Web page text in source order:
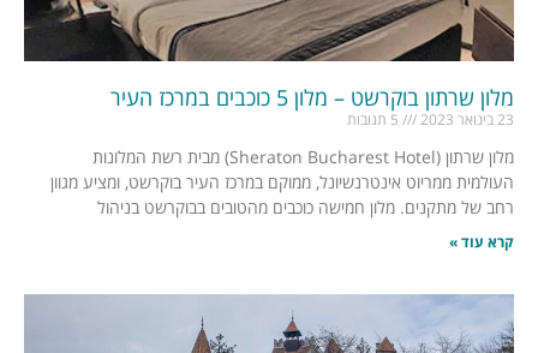
מלון שרתון בוקרשט – מלון 5 כוכבים במרכז העיר
23 בינואר 2023
מלון שרתון (Sheraton Bucharest Hotel) מבית רשת המלונות
העולמית ממריוט אינטרנשיונל, ממוקם במרכז העיר בוקרשט, ומציע מגוון
רחב של מתקנים. מלון חמישה כוכבים מהטובים בבוקרשט בניהול
קרא עוד »